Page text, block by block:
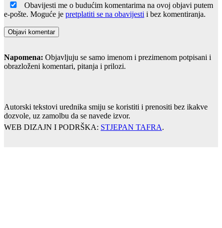
Obavijesti me o budućim komentarima na ovoj objavi putem
e-pošte. Moguće je pretplatiti se na obavijesti i bez komentiranja.
Napomena: Objavljuju se samo imenom i prezimenom potpisani i
obrazloženi komentari, pitanja i prilozi.
Autorski tekstovi urednika smiju se koristiti i prenositi bez ikakve
dozvole, uz zamolbu da se navede izvor.
WEB DIZAJN I PODRŠKA: STJEPAN TAFRA.